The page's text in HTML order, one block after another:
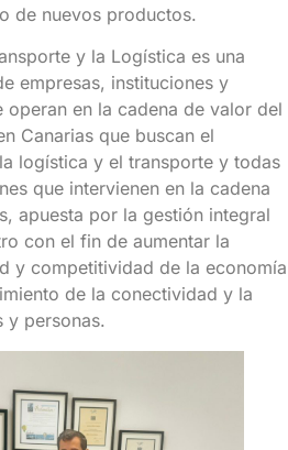
de nuevos productos.
y la Logística es una
empresas, instituciones y
operan en la cadena de valor del
Canarias que buscan el
logística y el transporte y todas
que intervienen en la cadena
apuesta por la gestión integral
con el fin de aumentar la
y competitividad de la economía
de la conectividad y la
y personas.